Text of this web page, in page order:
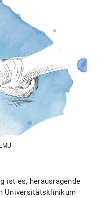
ist es, herausragende
Universitätsklinikum